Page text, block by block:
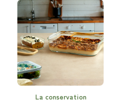
La conservation